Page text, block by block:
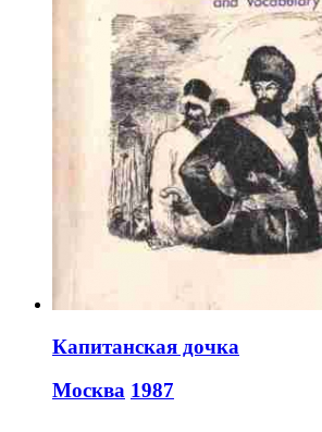
Капитанская дочка
Москва 1987